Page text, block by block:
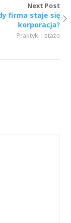
Next Post
firma staje się
korporacja?
Praktyki i staże